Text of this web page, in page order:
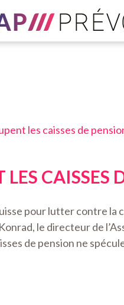
les caisses de
CAISSES
pour lutter contre
le directeur de
de pension ne